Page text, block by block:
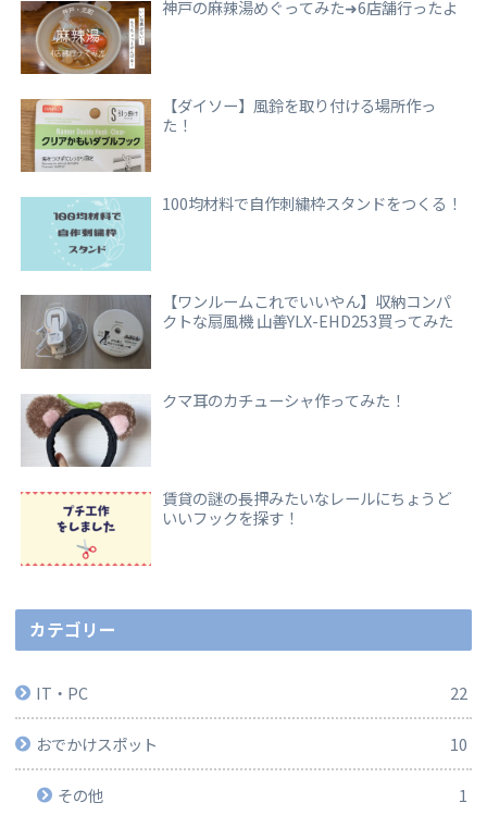
神戸の麻辣湯めぐってみた➜6店舗行ったよ
【ダイソー】風鈴を取り付ける場所作っ
た！
100均材料で自作刺繍枠スタンドをつくる！
【ワンルームこれでいいやん】収納コンパ
クトな扇風機 山善YLX-EHD253買ってみた
クマ耳のカチューシャ作ってみた！
賃貸の謎の長押みたいなレールにちょうど
いいフックを探す！
カテゴリー
IT・PC 22
おでかけスポット 10
その他 1